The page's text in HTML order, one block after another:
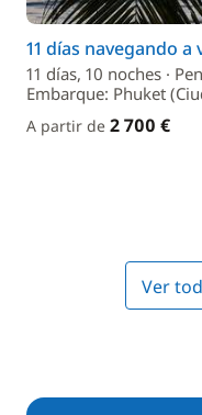
11 días navegando a
11 días, 10 noches ·
Embarque: Phuket
A partir de 2 700 €
Ver